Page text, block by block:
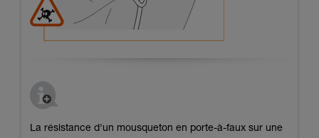
La résistance d'un mousqueton en porte-à-faux sur une